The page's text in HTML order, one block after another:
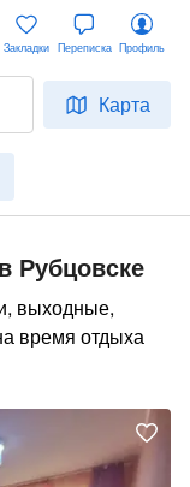
Карта
Закладки Переписка Профиль
Рубцовске
выходные,
время отдыха